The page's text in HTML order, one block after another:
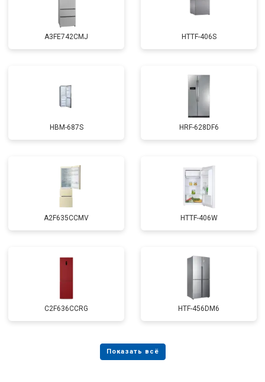
A3FE742CMJ HTTF-406S
HBM-687S HRF-628DF6
A2F635CCMV HTTF-406W
C2F636CCRG HTF-456DM6